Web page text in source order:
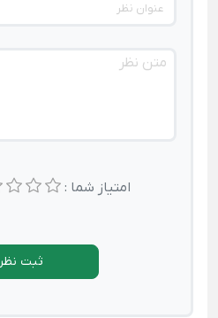
امتیاز شما :
ثبت نظر